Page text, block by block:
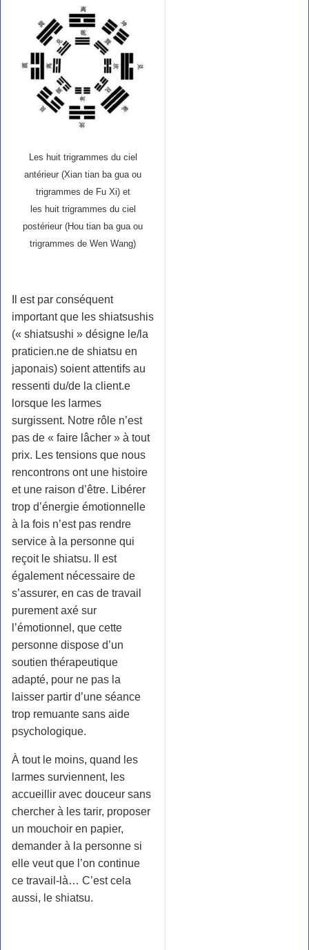
Les huit trigrammes du ciel
antérieur (Xian tian ba gua ou
trigrammes de Fu Xi) et
les huit trigrammes du ciel
postérieur (Hou tian ba gua ou
trigrammes de Wen Wang)
Il est par conséquent
important que les shiatsushis
(« shiatsushi » désigne le/la
praticien.ne de shiatsu en
japonais) soient attentifs au
ressenti du/de la client.e
lorsque les larmes
surgissent. Notre rôle n’est
pas de « faire lâcher » à tout
prix. Les tensions que nous
rencontrons ont une histoire
et une raison d’être. Libérer
trop d’énergie émotionnelle
à la fois n’est pas rendre
service à la personne qui
reçoit le shiatsu. Il est
également nécessaire de
s’assurer, en cas de travail
purement axé sur
l’émotionnel, que cette
personne dispose d’un
soutien thérapeutique
adapté, pour ne pas la
laisser partir d’une séance
trop remuante sans aide
psychologique.
À tout le moins, quand les
larmes surviennent, les
accueillir avec douceur sans
chercher à les tarir, proposer
un mouchoir en papier,
demander à la personne si
elle veut que l’on continue
ce travail-là… C’est cela
aussi, le shiatsu.